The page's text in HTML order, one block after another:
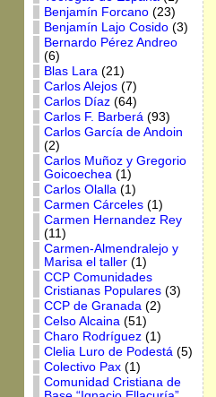
Benjamín Forcano(23)
Benjamín Lajo Cosido(3)
Bernardo Pérez Andreo
(6)
Blas Lara(21)
Carlos Alejos(7)
Carlos Díaz(64)
Carlos F. Barberá(93)
Carlos García de Andoin
(2)
Carlos Muñoz y Gregorio
Goicoechea(1)
Carlos Olalla(1)
Carmen Cárceles(1)
Carmen Hernandez Rey
(11)
Carmen-Almendralejo y
Marisa el taller(1)
CCP Comunidades
Cristianas Populares(3)
CCP de Granada(2)
Celso Alcaina(51)
Charo Rodríguez(1)
Clelia Luro de Podestá(5)
Colectivo Pax(1)
Comunidad Cristiana de